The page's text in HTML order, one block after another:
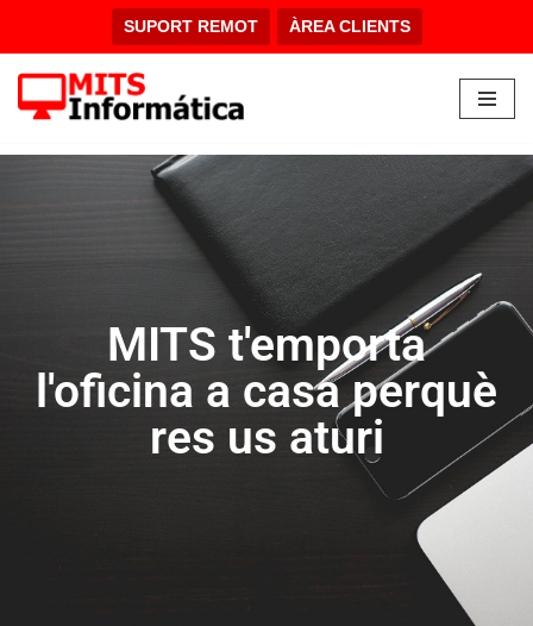
contingut
SUPORT REMOT ÀREA CLIENTS
MITS t'emporta
l'oficina a casa perquè
res us aturi